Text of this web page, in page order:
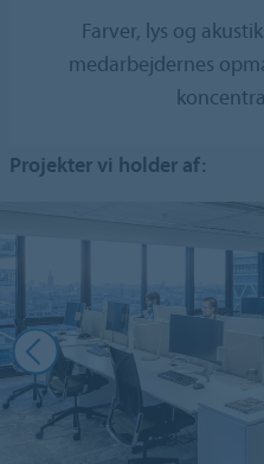
Farver, lys og
medarbejdernes
Projekter vi holder af: